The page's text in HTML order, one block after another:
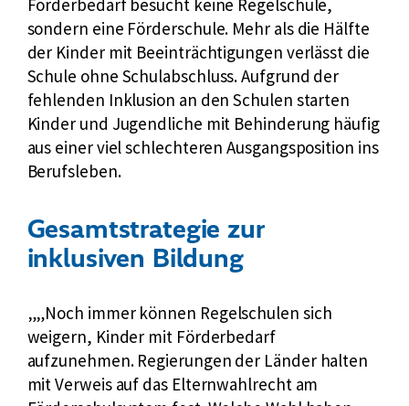
k
:
Förderbedarf besucht keine Regelschule,
sondern eine Förderschule. Mehr als die Hälfte
der Kinder mit Beeinträchtigungen verlässt die
Schule ohne Schulabschluss. Aufgrund der
fehlenden Inklusion an den Schulen starten
Kinder und Jugendliche mit Behinderung häufig
aus einer viel schlechteren Ausgangsposition ins
Berufsleben.
Gesamtstrategie zur
inklusiven Bildung
„Noch immer können Regelschulen sich
weigern, Kinder mit Förderbedarf
aufzunehmen. Regierungen der Länder halten
mit Verweis auf das Elternwahlrecht am